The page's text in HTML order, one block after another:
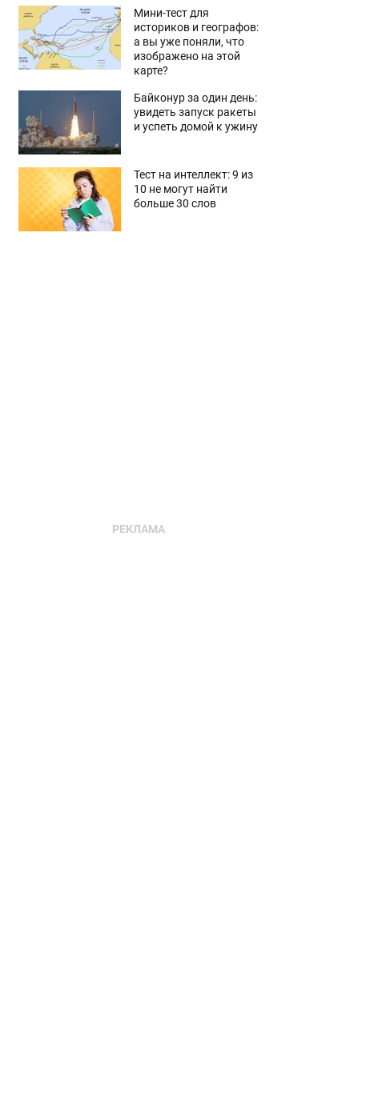
Мини-тест для
историков и географов:
а вы уже поняли, что
изображено на этой
карте?
Байконур за один день:
увидеть запуск ракеты
и успеть домой к ужину
Тест на интеллект: 9 из
10 не могут найти
больше 30 слов